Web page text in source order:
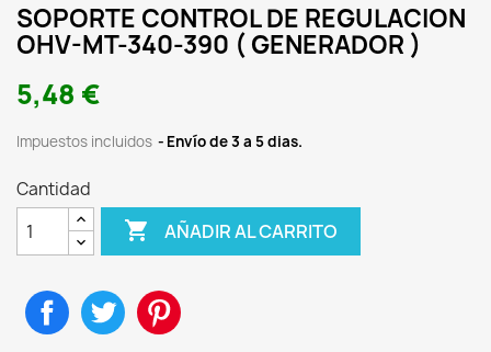
SOPORTE CONTROL DE REGULACION
OHV-MT-340-390 ( GENERADOR )
5,48 €
Impuestos incluidos Envío de 3 a 5 dias.
Cantidad
 AÑADIR AL CARRITO
CompartirTuitear